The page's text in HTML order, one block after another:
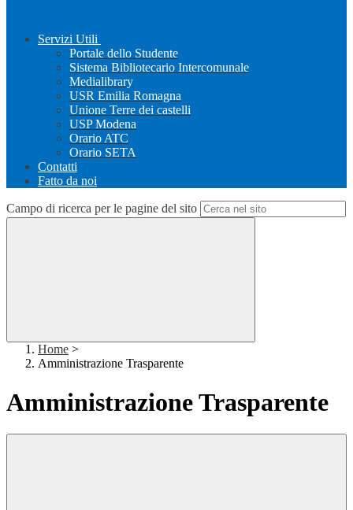
Servizi Utili
Portale dello Studente
Sistema Bibliotecario Intercomunale
Medialibrary
USR Emilia Romagna
Unione Terre dei castelli
USP Modena
Orario ATC
Orario SETA
Contatti
Fatto da noi
Campo di ricerca per le pagine del sito
Home >
Amministrazione Trasparente
Amministrazione Trasparente